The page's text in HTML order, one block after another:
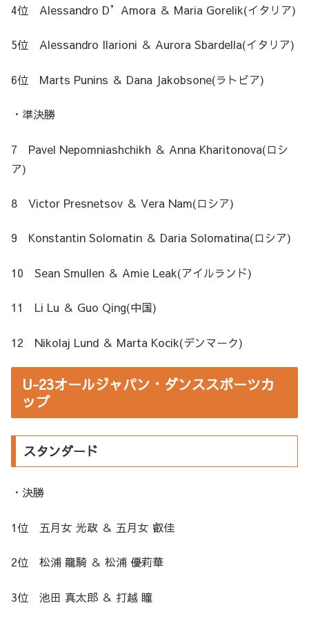
4位 Alessandro D’Amora ＆ Maria Gorelik(イタリア)
5位 Alessandro Ilarioni ＆ Aurora Sbardella(イタリア)
6位 Marts Punins ＆ Dana Jakobsone(ラトビア)
・準決勝
7 Pavel Nepomniashchikh ＆ Anna Kharitonova(ロシ
ア)
8 Victor Presnetsov ＆ Vera Nam(ロシア)
9 Konstantin Solomatin ＆ Daria Solomatina(ロシア)
10 Sean Smullen ＆ Amie Leak(アイルランド)
11 Li Lu ＆ Guo Qing(中国)
12 Nikolaj Lund ＆ Marta Kocik(デンマーク)
U-23オールジャパン・ダンススポーツカ
ップ
スタンダード
・決勝
1位 五月女 光政 ＆ 五月女 叡佳
2位 松浦 龍騎 ＆ 松浦 優莉華
3位 池田 真太郎 ＆ 打越 瞳